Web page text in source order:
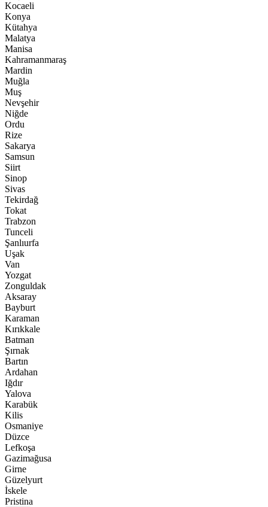
Kocaeli
Konya
Kütahya
Malatya
Manisa
Kahramanmaraş
Mardin
Muğla
Muş
Nevşehir
Niğde
Ordu
Rize
Sakarya
Samsun
Siirt
Sinop
Sivas
Tekirdağ
Tokat
Trabzon
Tunceli
Şanlıurfa
Uşak
Van
Yozgat
Zonguldak
Aksaray
Bayburt
Karaman
Kırıkkale
Batman
Şırnak
Bartın
Ardahan
Iğdır
Yalova
Karabük
Kilis
Osmaniye
Düzce
Lefkoşa
Gazimağusa
Girne
Güzelyurt
İskele
Pristina